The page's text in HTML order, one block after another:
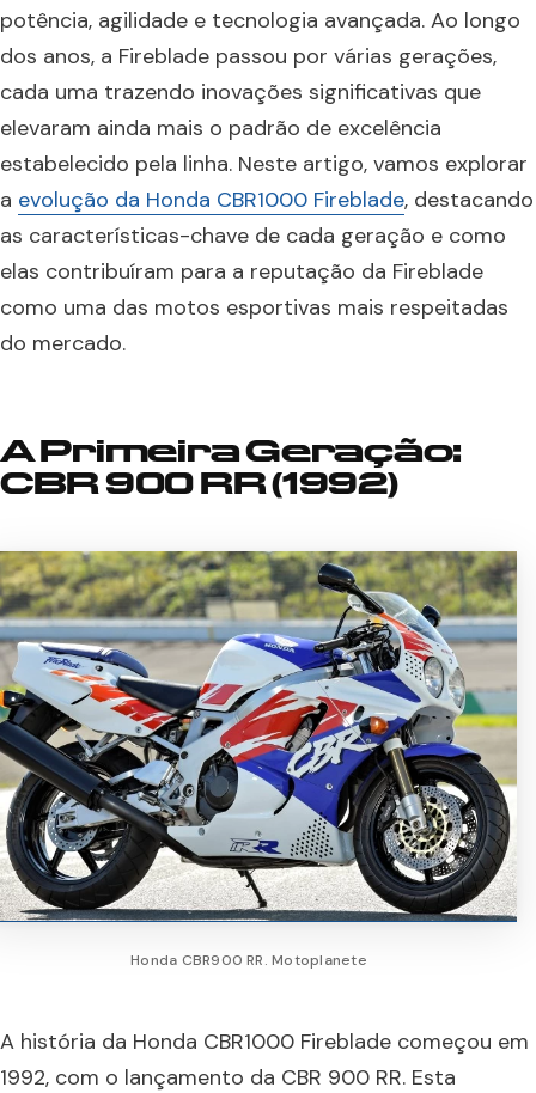
potência, agilidade e tecnologia avançada. Ao longo
dos anos, a Fireblade passou por várias gerações,
cada uma trazendo inovações significativas que
elevaram ainda mais o padrão de excelência
estabelecido pela linha. Neste artigo, vamos explorar
a evolução da Honda CBR1000 Fireblade, destacando
as características-chave de cada geração e como
elas contribuíram para a reputação da Fireblade
como uma das motos esportivas mais respeitadas
do mercado.
A Primeira Geração:
CBR 900 RR (1992)
Honda CBR900 RR. Motoplanete
A história da Honda CBR1000 Fireblade começou em
1992, com o lançamento da CBR 900 RR. Esta